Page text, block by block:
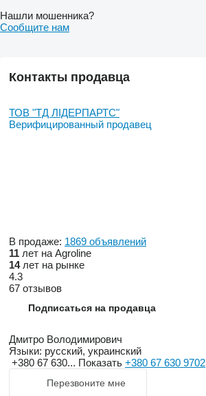
Нашли мошенника?
Сообщите нам
Контакты продавца
ТОВ "ТД ЛІДЕРПАРТС"
Верифицированный продавец
В продаже: 1869 объявлений
11 лет на Agroline
14лет на рынке
4.3
67 отзывов
Подписаться на продавца
Дмитро Володимирович
Языки: русский, украинский
+380 67 630... Показать +380 67 630 9702
Перезвоните мне